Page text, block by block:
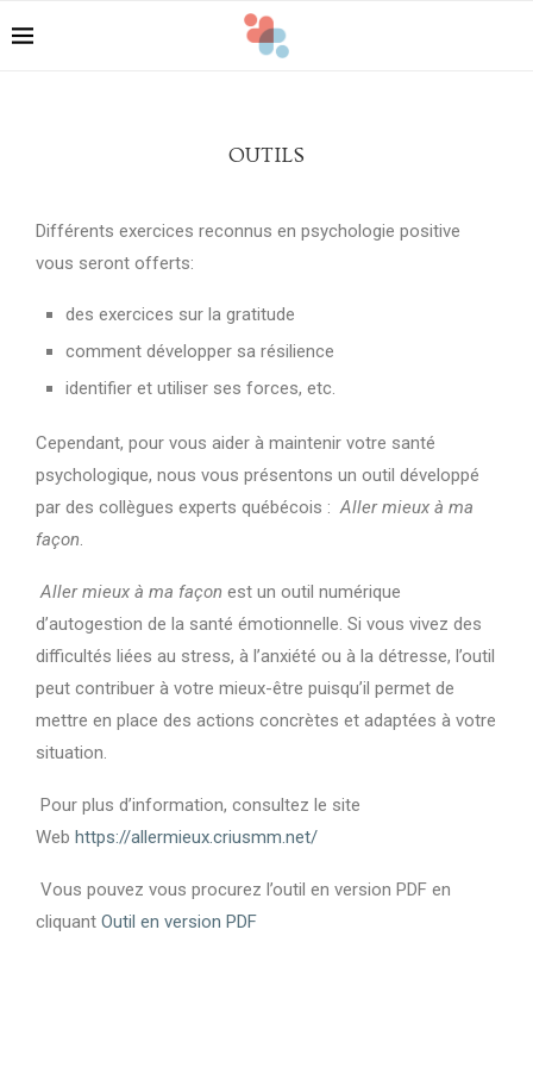
OUTILS
Différents exercices reconnus en psychologie positive
vous seront offerts:
des exercices sur la gratitude
comment développer sa résilience
identifier et utiliser ses forces, etc.
Cependant, pour vous aider à maintenir votre santé
psychologique, nous vous présentons un outil développé
par des collègues experts québécois :Aller mieux à ma
façon.
Aller mieux à ma façon est un outil numérique
d’autogestion de la santé émotionnelle. Si vous vivez des
difficultés liées au stress, à l’anxiété ou à la détresse, l’outil
peut contribuer à votre mieux-être puisqu’il permet de
mettre en place des actions concrètes et adaptées à votre
situation.
Pour plus d’information, consultez le site
Web https://allermieux.criusmm.net/
Vous pouvez vous procurez l’outil en version PDF en
cliquant Outil en version PDF